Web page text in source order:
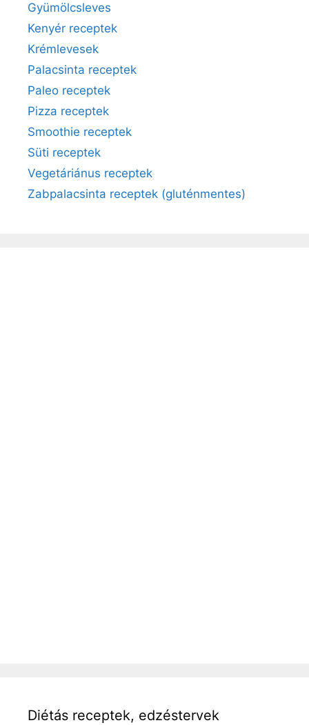
Gyümölcsleves
Kenyér receptek
Krémlevesek
Palacsinta receptek
Paleo receptek
Pizza receptek
Smoothie receptek
Süti receptek
Vegetáriánus receptek
Zabpalacsinta receptek (gluténmentes)
Diétás receptek, edzéstervek